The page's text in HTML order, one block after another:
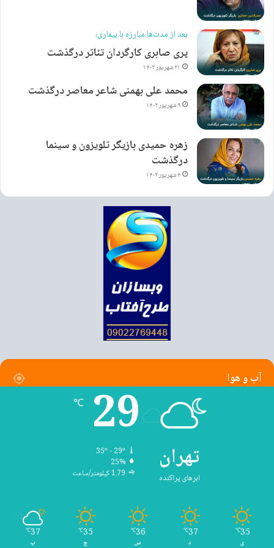
۲٫۵ ثانیه‌ای (نسخه Plaid)، برد الکتریکی حدود حدود ۵۴۷ کیلومتر.
تسلا مدل ۳ (رونمایی مارس ۲۰۱۶)
مدل ۳ که در سال ۲۰۱۶ معرفی شد، اولین خودروی تسلا با هدف بازار انبوه و
قیمتی کمتر از ۷۰ هزار دلار بود. با این حال، تولید مدل ۳ با چالش‌های بزرگی
روبرو شد که به جهنم تولید معروف گشت و تسلا را با مشکلات عرضه و تحقق
اهداف تولید مواجه کرد.
بعد از مدت‌ها مبارزه با بیماری؛
پری صابری کارگردان تئاتر درگذشت
۲۱ شهریور ۱۴۰۳
محمد علی بهمنی شاعر معاصر درگذشت
۹ شهریور ۱۴۰۳
زهره حمیدی بازیگر تلویزون و سینما
درگذشت
۴ شهریور ۱۴۰۳
آب و هوا
تهران
ابرهای پراکنده
29
℃
35º - 29º
25%
1.79 کیلومتر/ساعت
35
℃
ی
37
℃
د
36
℃
س
35
℃
چ
37
℃
پ